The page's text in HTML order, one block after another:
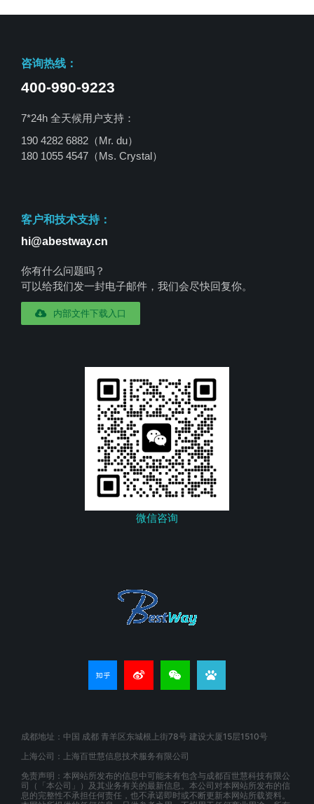
咨询热线：
400-990-9223
7*24h 全天候用户支持：
190 4282 6882（Mr. du）
180 1055 4547 （Ms. Crystal）
客户和技术支持：
hi@abestway.cn
你有什么问题吗？
可以给我们发一封电子邮件，我们会尽快回复你。
内部文件下载入口
微信咨询
成都地址：中国 成都 青羊区东城根上街78号 建设大厦15层1510号
上海公司：上海百世慧信息技术服务有限公司
免责声明：本网站所发布的信息中可能未有包含与成都百世慧科技有限公
司（「本公司」）及其业务有关的最新信息。本公司对本网站所发布的信
息的完整性不承担任何责任，也不承诺即时或不断更新本网站所载资料。